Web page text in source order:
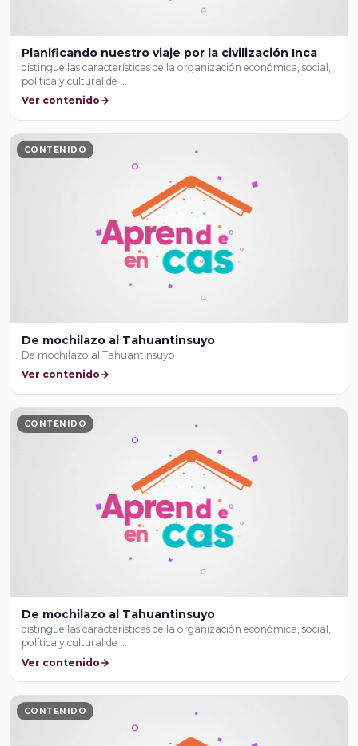
Planificando nuestro viaje por la civilización Inca
distingue las características de la organización económica, social,
política y cultural de …
Ver contenido
CONTENIDO
De mochilazo al Tahuantinsuyo
De mochilazo al Tahuantinsuyo
Ver contenido
CONTENIDO
De mochilazo al Tahuantinsuyo
distingue las características de la organización económica, social,
política y cultural de …
Ver contenido
CONTENIDO